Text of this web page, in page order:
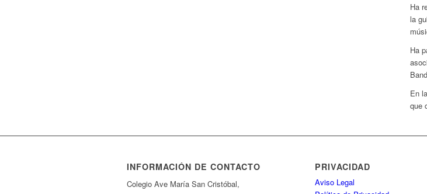
Ha
la
Ha
En
que
INFORMACIÓN DE CONTACTO
Colegio Ave María San Cristóbal,
PRIVACIDAD
Aviso Legal